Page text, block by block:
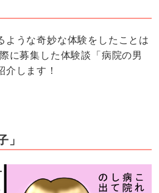
ような奇妙な体験をしたことは
に募集した体験談「病院の男
します！
」